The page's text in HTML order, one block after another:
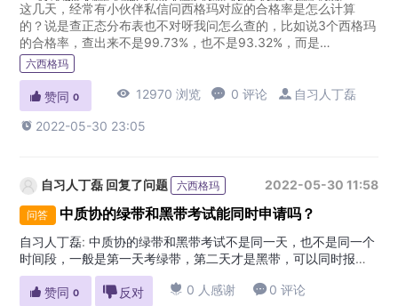
这几天，经常有小伙伴私信问西格玛对应的合格率是怎么计算
的？说是查正态分布表也不对呀我问怎么查的，比如说3个西格玛
的合格率，查出来不是99.73%，也不是93.32%，而是
99.865%，和书上写的不一样啊。我说你查错了小伙伴觉得很惊
讶，没错...
六西格玛
 赞同 0  12970 浏览  0 评论  自习人丁磊
 2022-05-30 23:05
自习人丁磊 回复了问题 2022-05-30 11:58
六西格玛
问答 中质协的绿带和黑带考试能同时申请吗？
自习人丁磊: 中质协的绿带和黑带考试不是同一天，也不是同一个
时间段，一般是第一天考绿带，第二天才是黑带，可以同时报
考，但是报名要交双份的钱，绿带300，黑带600，有点不划算，
不如集中优势和精力报考一个。
 赞同 0  反对  0 人感谢  0 评论